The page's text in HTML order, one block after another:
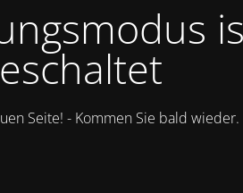
Seite! - Kommen Sie bald wieder.